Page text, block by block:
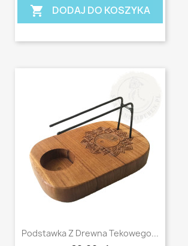
shopping_cart DODAJ DO KOSZYKA
Podstawka Z Drewna Tekowego...